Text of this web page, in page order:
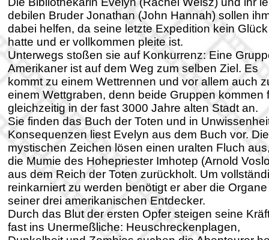
debilen Bruder Jonathan (John Hannah) sollen
dabei helfen, da seine letzte Expedition kein Glück
hatte und er vollkommen pleite ist.
Unterwegs stoßen sie auf Konkurrenz: Eine
Amerikaner ist auf dem Weg zum selben Ziel. Es
kommt zu einem Wettrennen und vor allem auch
einem Wettgraben, denn beide Gruppen kommen
gleichzeitig in der fast 3000 Jahre alten Stadt an.
Sie finden das Buch der Toten und in
Konsequenzen liest Evelyn aus dem Buch vor. Die
mystischen Zeichen lösen einen uralten Fluch
die Mumie des Hohepriester Imhotep (Arnold
aus dem Reich der Toten zurückholt. Um
reinkarniert zu werden benötigt er aber die Organe
seiner drei amerikanischen Entdecker.
Durch das Blut der ersten Opfer steigen seine
fast ins Unermeßliche: Heuschreckenplagen,